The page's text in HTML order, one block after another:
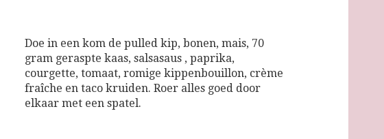
Doe in een kom de pulled kip, bonen, mais, 70
gram geraspte kaas, salsasaus , paprika,
courgette, tomaat, romige kippenbouillon, crème
fraîche en taco kruiden. Roer alles goed door
elkaar met een spatel.